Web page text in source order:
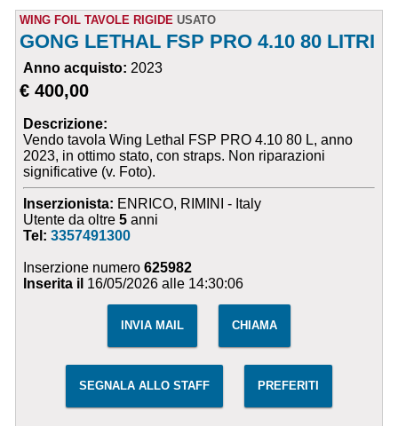
WING FOIL TAVOLE RIGIDE USATO
GONG LETHAL FSP PRO 4.10 80 LITRI
Anno acquisto: 2023
€ 400,00
Descrizione:
Vendo tavola Wing Lethal FSP PRO 4.10 80 L, anno
2023, in ottimo stato, con straps. Non riparazioni
significative (v. Foto).
Inserzionista: ENRICO, RIMINI - Italy
Utente da oltre5 anni
Tel:3357491300
Inserzione numero625982
Inserita il 16/05/2026 alle 14:30:06
INVIA MAIL CHIAMA
SEGNALA ALLO STAFF PREFERITI